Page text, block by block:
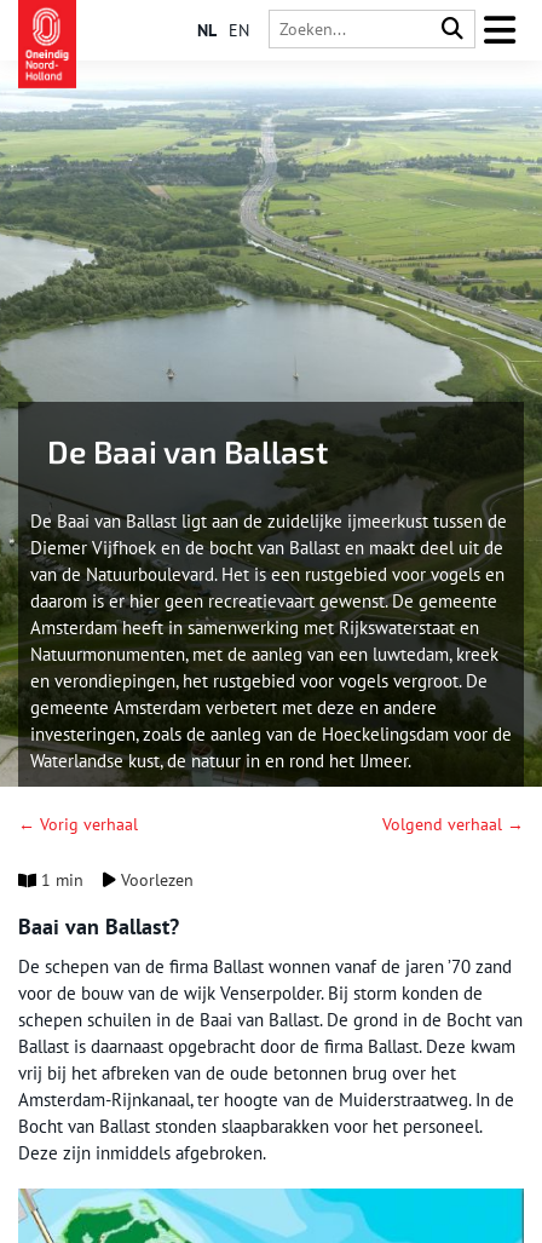
NL EN
De Baai van Ballast
De Baai van Ballast ligt aan de zuidelijke ijmeerkust tussen de
Diemer Vijfhoek en de bocht van Ballast en maakt deel uit de
van de Natuurboulevard. Het is een rustgebied voor vogels en
daarom is er hier geen recreatievaart gewenst. De gemeente
Amsterdam heeft in samenwerking met Rijkswaterstaat en
Natuurmonumenten, met de aanleg van een luwtedam, kreek
en verondiepingen, het rustgebied voor vogels vergroot. De
gemeente Amsterdam verbetert met deze en andere
investeringen, zoals de aanleg van de Hoeckelingsdam voor de
Waterlandse kust, de natuur in en rond het IJmeer.
← Vorig verhaal Volgend verhaal →
1 min Voorlezen
Baai van Ballast?
De schepen van de firma Ballast wonnen vanaf de jaren ’70 zand
voor de bouw van de wijk Venserpolder. Bij storm konden de
schepen schuilen in de Baai van Ballast. De grond in de Bocht van
Ballast is daarnaast opgebracht door de firma Ballast. Deze kwam
vrij bij het afbreken van de oude betonnen brug over het
Amsterdam-Rijnkanaal, ter hoogte van de Muiderstraatweg. In de
Bocht van Ballast stonden slaapbarakken voor het personeel.
Deze zijn inmiddels afgebroken.